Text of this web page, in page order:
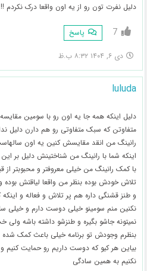
دلیل نفرت تون رو از یه اون واقعا درک نکردم !!
7 پاسخ
دی ۶, ۱۴۰۴ ۸:۳۲ ب.ظ
luluda
دلیل اینکه همه جا یه اون رو با سومین
متفاوتن که سبک متفاوتی رو هم دارن دلیل
رانینگ من انقد مقایسش کنین یه اون
اینکه شما با رانینگ من شناختینش دلیل بر
با کمک رانینگ من خیلی معروفتر و محبوبتر
تلاش خودش بوده بنظر من واقعا لیاقتش
و طنز قشنگی داره هم پر تلاش و فعاله و
نکنین منم سومینو خیلی دوست دارم و خیلی
نمیتونه جاشو بگیره و طنزشو داشته باشه ولی
بنظرم وجودش تو برنامه خیلی باعث کمک شده
بیاین هر کیو که دوست داریم رو حمایت کنیم
نکنیم به همین سادگی